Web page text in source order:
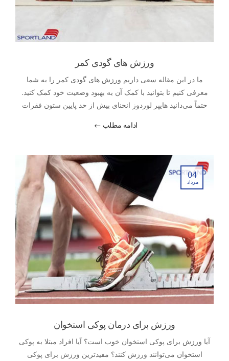
ورزش های گودی کمر
ما در این مقاله سعی داریم ورزش های گودی کمر را به شما
معرفی کنیم تا بتوانید با کمک آن به بهبود وضعیت خود کمک کنید.
حتماً می‌دانید هایپر لوردوز انحنای بیش از حد پایین ستون فقرات
ادامه مطلب
04
مرداد
ورزش برای درمان پوکی استخوان
آیا ورزش برای پوکی استخوان خوب است؟ آیا افراد مبتلا به پوکی
استخوان می‌توانند ورزش کنند؟ مفیدترین ورزش برای پوکی